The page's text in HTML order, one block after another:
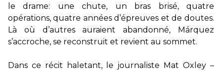
le drame: une chute, un bras brisé, quatre
opérations, quatre années d’épreuves et de doutes.
Là où d’autres auraient abandonné, Márquez
s’accroche, se reconstruit et revient au sommet.
Dans ce récit haletant, le journaliste Mat Oxley –